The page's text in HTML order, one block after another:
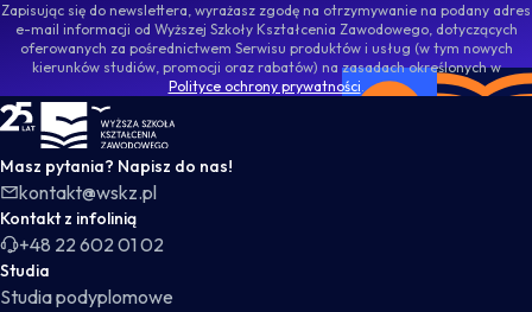
Zapisując się do newslettera, wyrażasz zgodę na otrzymywanie na podany adres
e-mail informacji od Wyższej Szkoły Kształcenia Zawodowego, dotyczących
oferowanych za pośrednictwem Serwisu produktów i usług (w tym nowych
kierunków studiów, promocji oraz rabatów) na zasadach określonych w
Polityce ochrony prywatności.
WSKZ - strona główna
Masz pytania? Napisz do nas!
kontakt@wskz.pl
Kontakt z infolinią
+48 22 602 01 02
Studia
Studia podyplomowe